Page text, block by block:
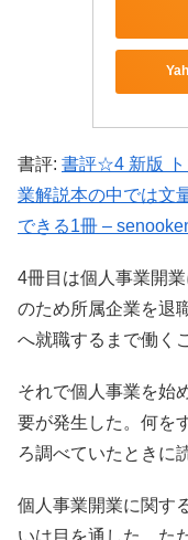
書評: 書評☆4 新版 ト
業解説本の中では文
できる1冊 –
4冊目は個人事業開
のため所属企業を退
へ就職するまで働く
それで個人事業を始
要が発生した。何を
ろ調べていたときに
個人事業開業に関す